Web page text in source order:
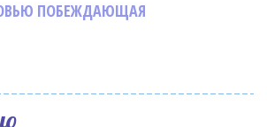
ПОБЕЖДАЮЩАЯ